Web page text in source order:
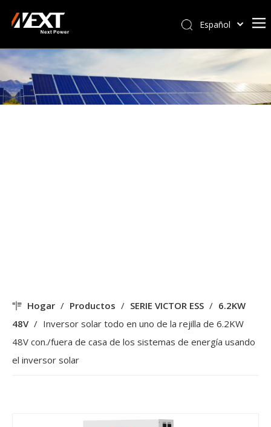
Español
Kiswahili
ไทย
Italiano
Hogar / Productos / SERIE VICTOR ESS / 6.2KW
48V / Inversor solar todo en uno de la rejilla de 6.2KW
48V con./fuera de casa de los sistemas de energía usando
el inversor solar